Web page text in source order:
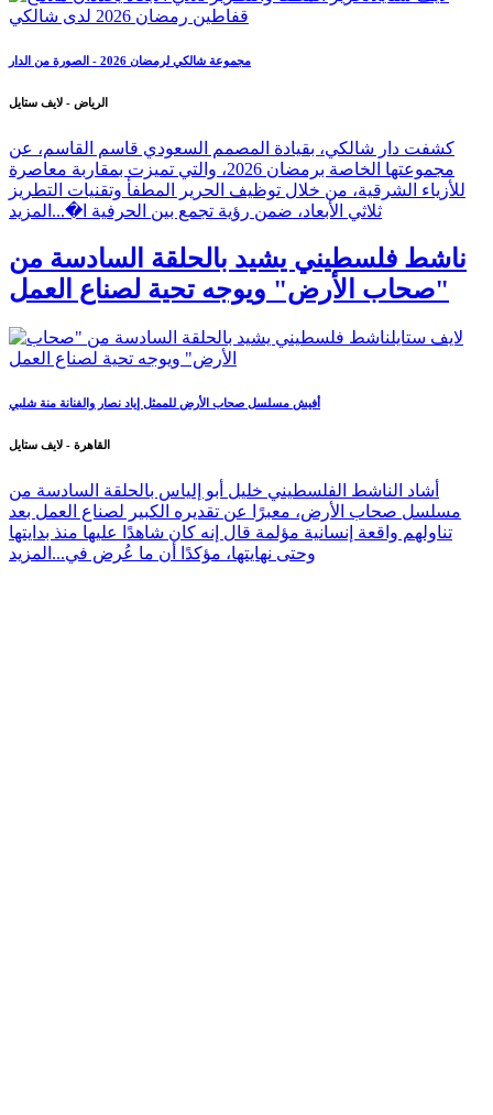
مجموعة شالكي لرمضان 2026 - الصورة من الدار
الرياض - لايف ستايل
كشفت دار شالكي، بقيادة المصمم السعودي قاسم القاسم، عن
مجموعتها الخاصة برمضان 2026، والتي تميزت بمقاربة معاصرة
للأزياء الشرقية، من خلال توظيف الحرير المطفأ وتقنيات التطريز
ثلاثي الأبعاد، ضمن رؤية تجمع بين الحرفية ا�... المزيد
ناشط فلسطيني يشيد بالحلقة السادسة من
"صحاب الأرض" ويوجه تحية لصناع العمل
أفيش مسلسل صحاب الأرض للممثل إياد نصار والفنانة منة شلبي
القاهرة - لايف ستايل
أشاد الناشط الفلسطيني خليل أبو إلياس بالحلقة السادسة من
مسلسل صحاب الأرض، معبرًا عن تقديره الكبير لصناع العمل بعد
تناولهم واقعة إنسانية مؤلمة قال إنه كان شاهدًا عليها منذ بدايتها
وحتى نهايتها، مؤكدًا أن ما عُرض في... المزيد